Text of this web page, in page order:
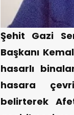
Şehit Gazi
Başkanı
hasarlı
hasara
belirterek